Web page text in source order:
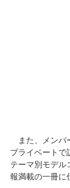
また、メンバ
プライベートで
テーマ別モデル
報満載の一冊に